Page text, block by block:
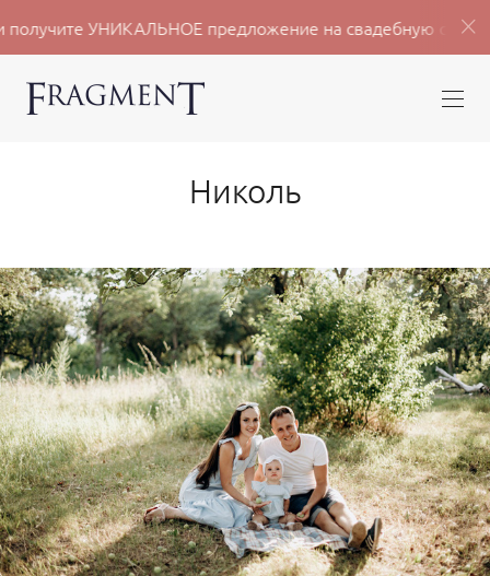
предложение на свадебную съёмку 2026 сезона
Николь